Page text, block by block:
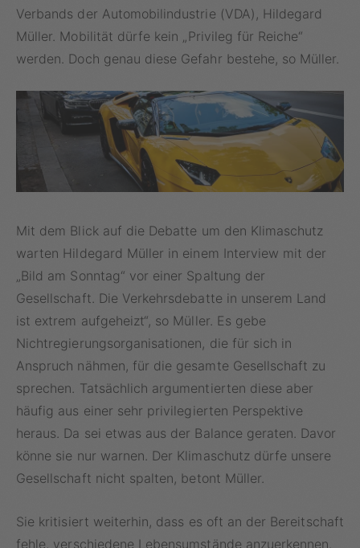
Verbands der Automobilindustrie (VDA), Hildegard
Müller. Mobilität dürfe kein „Privileg für Reiche“
werden. Doch genau diese Gefahr bestehe, so Müller.
Mit dem Blick auf die Debatte um den Klimaschutz
warten Hildegard Müller in einem Interview mit der
„Bild am Sonntag“ vor einer Spaltung der
Gesellschaft. Die Verkehrsdebatte in unserem Land
ist extrem aufgeheizt“, so Müller. Es gebe
Nichtregierungsorganisationen, die für sich in
Anspruch nähmen, für die gesamte Gesellschaft zu
sprechen. Tatsächlich argumentierten diese aber
häufig aus einer sehr privilegierten Perspektive
heraus. Da sei etwas aus der Balance geraten. Davor
könne sie nur warnen. Der Klimaschutz dürfe unsere
Gesellschaft nicht spalten, betont Müller.
Sie kritisiert weiterhin, dass es oft an der Bereitschaft
fehle, verschiedene Lebensumstände anzuerkennen.